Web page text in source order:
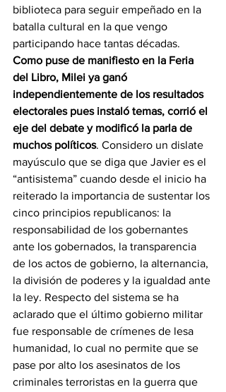
biblioteca para seguir empeñado en la
batalla cultural en la que vengo
participando hace tantas décadas.
Como puse de manifiesto en la Feria
del Libro, Milei ya ganó
independientemente de los resultados
electorales pues instaló temas, corrió el
eje del debate y modificó la parla de
muchos políticos. Considero un dislate
mayúsculo que se diga que Javier es el
“antisistema” cuando desde el inicio ha
reiterado la importancia de sustentar los
cinco principios republicanos: la
responsabilidad de los gobernantes
ante los gobernados, la transparencia
de los actos de gobierno, la alternancia,
la división de poderes y la igualdad ante
la ley. Respecto del sistema se ha
aclarado que el último gobierno militar
fue responsable de crímenes de lesa
humanidad, lo cual no permite que se
pase por alto los asesinatos de los
criminales terroristas en la guerra que